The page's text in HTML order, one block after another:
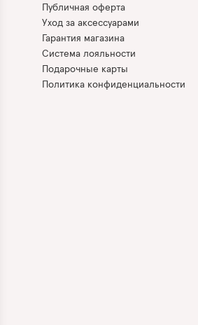
Публичная оферта
Уход за аксессуарами
Гарантия магазина
Система лояльности
Подарочные карты
Политика конфиденциальности